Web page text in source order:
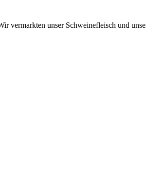
unser Schweinefleisch und